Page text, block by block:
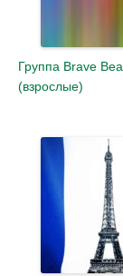
Группа Brave
(взрослые)